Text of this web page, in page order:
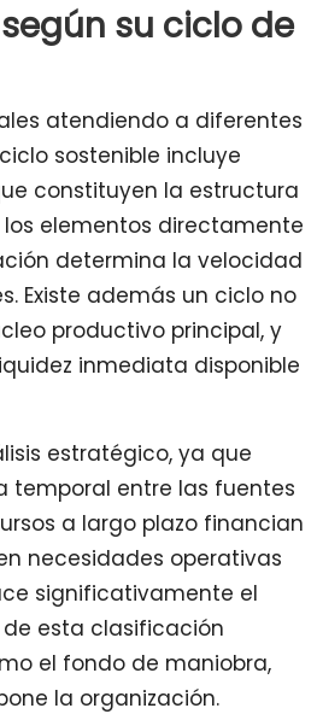
su ciclo de
atendiendo a diferentes
sostenible incluye
constituyen la estructura
elementos directamente
determina la velocidad
Existe además un ciclo no
productivo principal, y
inmediata disponible
estratégico, ya que
temporal entre las fuentes
a largo plazo financian
necesidades operativas
significativamente el
esta clasificación
el fondo de maniobra,
la organización.